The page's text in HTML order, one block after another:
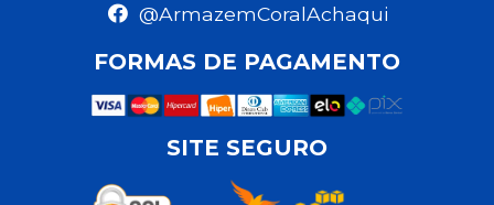
@ArmazemCoralAchaqui
FORMAS DE PAGAMENTO
SITE SEGURO